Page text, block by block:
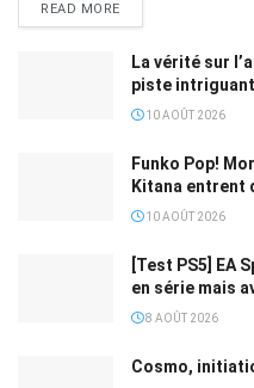
READ MORE
La vérité sur
piste
10 AOÛT 2026
Funko Pop!
Kitana entrent
10 AOÛT 2026
[Test PS5] EA
en série mais
8 AOÛT 2026
Cosmo,